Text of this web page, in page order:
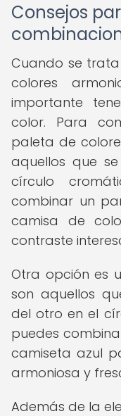
Consejos
Cuando se
colores
importante
color. Para
paleta de
aquellos que
círculo
combinar un
camisa de
contraste
Otra opción es
son aquellos
del otro en el
puedes
camiseta azul
armoniosa y
Además de la